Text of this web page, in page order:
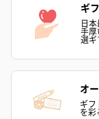
ギ
日
手厚
選ギ
オ
ギフ
を彩